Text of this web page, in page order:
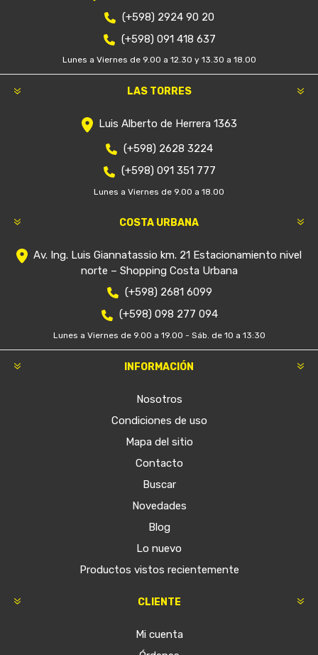
(+598) 2924 90 20
(+598) 091 418 637
Lunes a Viernes de 9.00 a 12.30 y 13.30 a 18.00
LAS TORRES
Luis Alberto de Herrera 1363
(+598) 2628 3224
(+598) 091 351 777
Lunes a Viernes de 9.00 a 18.00
COSTA URBANA
Av. Ing. Luis Giannatassio km. 21 Estacionamiento nivel
norte – Shopping Costa Urbana
(+598) 2681 6099
(+598) 098 277 094
Lunes a Viernes de 9.00 a 19.00 - Sáb. de 10 a 13:30
INFORMACIÓN
Nosotros
Condiciones de uso
Mapa del sitio
Contacto
Buscar
Novedades
Blog
Lo nuevo
Productos vistos recientemente
CLIENTE
Mi cuenta